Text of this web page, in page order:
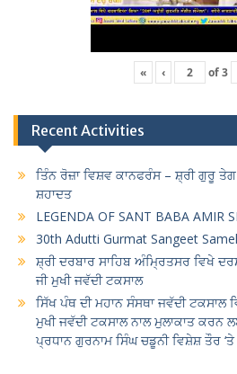
« ‹ of3
Recent Activities
ਤਿੰਨ ਰੋਜ਼ਾ ਵਿਸ਼ਵ ਕਾਨਫਰੰਸ – ਸ਼੍ਰੀ ਗੁਰੂ
ਸ਼ਹਾਦਤ
LEGENDA OF SANT BABA AMIR
30th Adutti Gurmat Sangeet
ਸ਼੍ਰੀ ਦਰਬਾਰ ਸਾਹਿਬ ਅੰਮ੍ਰਿਤਸਰ ਵਿਖੇ
ਜੀ ਮੁਖੀ ਜਵੱਦੀ ਟਕਸਾਲ
ਸਿੱਖ ਪੰਥ ਦੀ ਮਹਾਨ ਸੰਸਥਾ ਜਵੱਦੀ ਟਕਸਾਲ
ਮੁਖੀ ਜਵੱਦੀ ਟਕਸਾਲ ਨਾਲ ਮੁਲਾਕਾਤ ਕਰਨ
ਪ੍ਰਧਾਨ ਗੁਰਨਾਮ ਸਿੰਘ ਚਡੂਨੀ ਵਿਸ਼ੇਸ਼ ਤੌਰ